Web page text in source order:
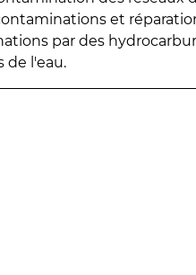
et
par des
de l'eau.